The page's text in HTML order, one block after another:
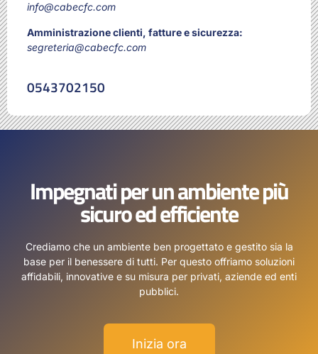
info@cabecfc.com
Amministrazione clienti, fatture e sicurezza:
segreteria@cabecfc.com
0543702150
Impegnati per un ambiente più
sicuro ed efficiente
Crediamo che un ambiente ben progettato e gestito sia la
base per il benessere di tutti. Per questo offriamo soluzioni
affidabili, innovative e su misura per privati, aziende ed enti
pubblici.
Inizia ora